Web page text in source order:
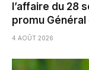
l’affaire du 28
promu
4 AOÛT 2026